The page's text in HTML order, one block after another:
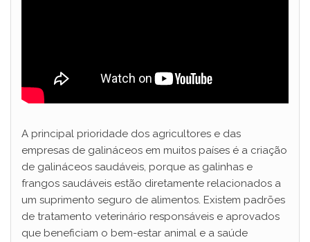
A principal prioridade dos agricultores e das
empresas de galináceos em muitos países é a criação
de galináceos saudáveis, porque as galinhas e
frangos saudáveis estão diretamente relacionados a
um suprimento seguro de alimentos. Existem padrões
de tratamento veterinário responsáveis e aprovados
que beneficiam o bem-estar animal e a saúde